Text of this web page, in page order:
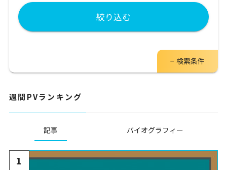
週間PVランキング
記事 バイオグラフィー
1
絞り込む
検索条件